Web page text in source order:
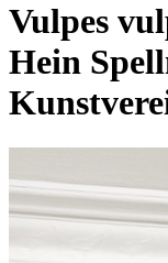
Vulpes
Hein